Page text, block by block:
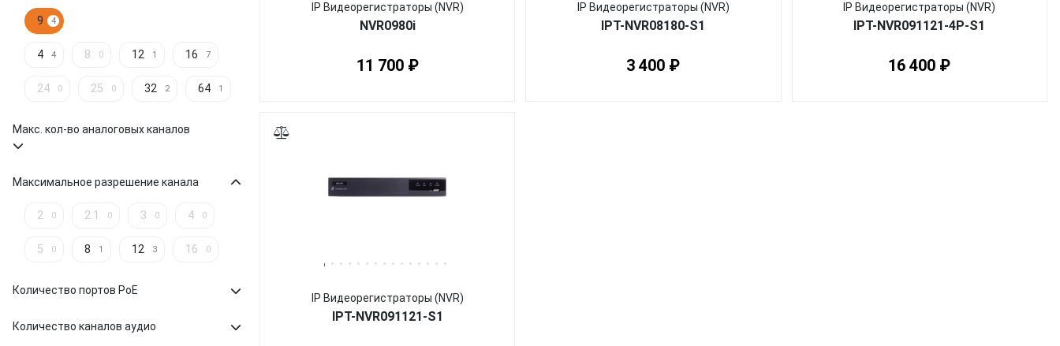
9 4
4 4 8 0 12 1 16 7
24 0 25 0 32 2 64 1
Макс. кол-во аналоговых каналов
Максимальное разрешение канала
2 0 2.1 0 3 0 4 0
5 0 8 1 12 3 16 0
Количество портов PoE
Количество каналов аудио
IP Видеорегистраторы (NVR)
NVR0980i
11 700 ₽
IP Видеорегистраторы (NVR)
IPT-NVR08180-S1
3 400 ₽
IP Видеорегистраторы (NVR)
IPT-NVR091121-4P-S1
16 400 ₽
IP Видеорегистраторы (NVR)
IPT-NVR091121-S1